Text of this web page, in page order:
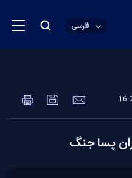
فارسی
پسا جنگ